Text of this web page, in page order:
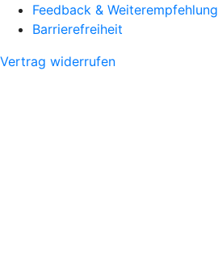
Feedback & Weiterempfehlung
Barrierefreiheit
Vertrag widerrufen